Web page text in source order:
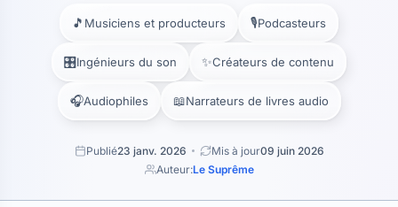
🎵 Musiciens et producteurs 🎙️Podcasteurs
🎛️Ingénieurs du son ✨Créateurs de contenu
🎧Audiophiles 📖Narrateurs de livres audio
Publié23 janv. 2026 Mis à jour09 juin 2026
Auteur:Le Suprême